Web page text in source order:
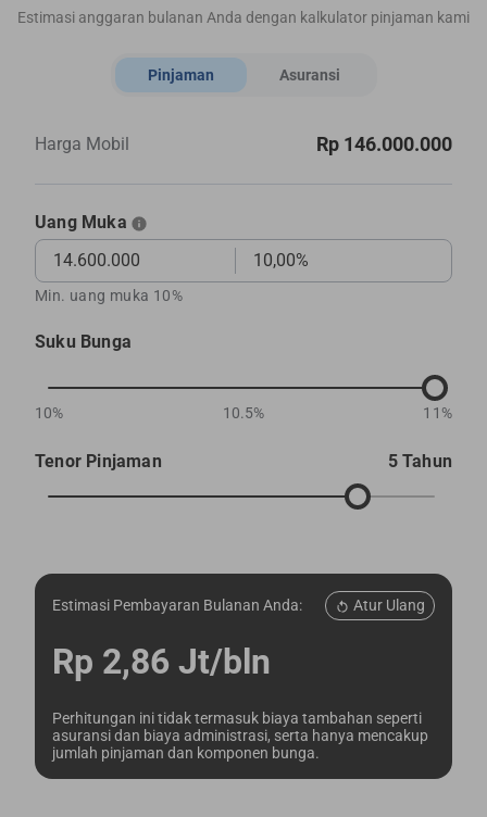
Estimasi anggaran bulanan Anda dengan kalkulator pinjaman kami
Pinjaman Asuransi
Harga Mobil Rp 146.000.000
Uang Muka
Min. uang muka 10%
Suku Bunga
10% 10.5% 11%
Tenor Pinjaman 5 Tahun
Estimasi Pembayaran Bulanan Anda: Atur Ulang
Rp 2,86 Jt/bln
Perhitungan ini tidak termasuk biaya tambahan seperti
asuransi dan biaya administrasi, serta hanya mencakup
jumlah pinjaman dan komponen bunga.